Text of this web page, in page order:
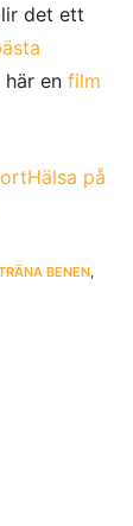
det ett
en film
på
BENEN,